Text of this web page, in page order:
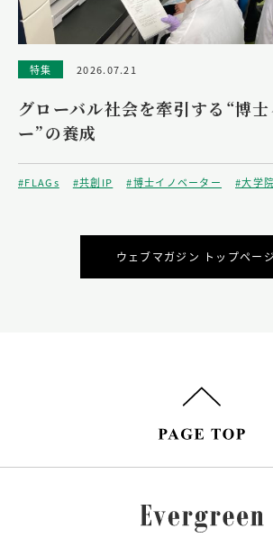
特集 2026.07.21
グローバル社会を牽引する“博
ー”の養成
#FLAGs #共創IP #博士イノベーター #大学院
ウェブマガジン トップペー